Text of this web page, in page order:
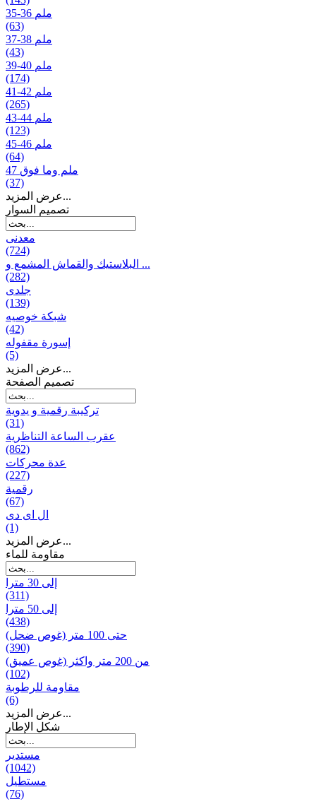
35-36 ملم
(63)
37-38 ملم
(43)
39-40 ملم
(174)
41-42 ملم
(265)
43-44 ملم
(123)
45-46 ملم
(64)
47 ملم وما فوق
(37)
عرض المزيد...
تصمیم السوار
معدنی
(724)
البلاستيك والقماش المشمع و ...
(282)
جلدی
(139)
شبكة خوصیه
(42)
إسورة مقفوله
(5)
عرض المزيد...
تصميم الصفحة
تركيبة رقمية و يدوية
(31)
عقرب الساعة التناظرية
(862)
عدة محركات
(227)
رقمية
(67)
ال ای دی
(1)
عرض المزيد...
مقاومة للماء
إلى 30 مترا
(311)
إلى 50 مترا
(438)
حتى 100 متر (غوص ضحل)
(390)
من 200 متر واکثر (غوص عميق)
(102)
مقاومة للرطوبة
(6)
عرض المزيد...
شكل الإطار
مستدير
(1042)
مستطيل
(76)